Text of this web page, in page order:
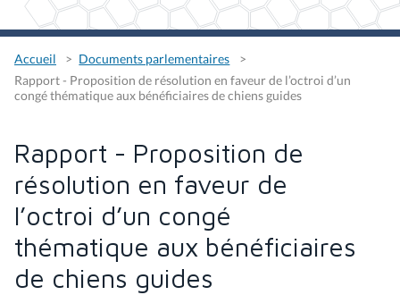
Accueil
Documents parlementaires
Rapport - Proposition de résolution en faveur de l’octroi d’un
congé thématique aux bénéficiaires de chiens guides
Rapport - Proposition de
résolution en faveur de
l’octroi d’un congé
thématique aux bénéficiaires
de chiens guides